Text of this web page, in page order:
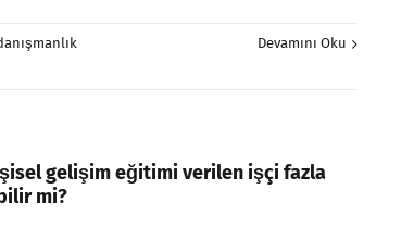
Devamını Oku
gelişim eğitimi verilen işçi fazla
mi?